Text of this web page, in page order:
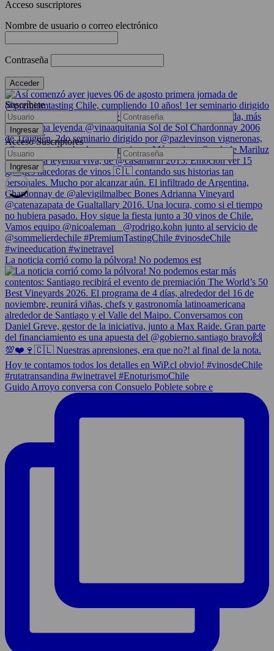
La noticia corrió como la pólvora! No podemos est
Guido Arroyo conversa con Consuelo Poblete sobre e
Acceso suscriptores
Nombre de usuario o correo electrónico
Contraseña
Suscríbete
Acceso Suscriptores